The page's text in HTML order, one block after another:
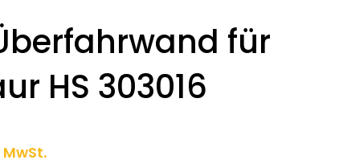
für
HS 303016